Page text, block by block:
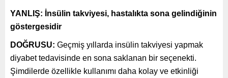
YANLIŞ: İnsülin takviyesi, hastalıkta sona gelindiğinin
göstergesidir
DOĞRUSU: Geçmiş yıllarda insülin takviyesi yapmak
diyabet tedavisinde en sona saklanan bir seçenekti.
Şimdilerde özellikle kullanımı daha kolay ve etkinliği